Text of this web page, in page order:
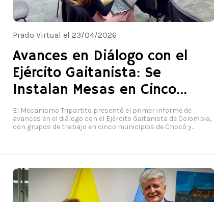
Prado Virtual el 23/04/2026
Avances en Diálogo con el
Ejército Gaitanista: Se
Instalan Mesas en Cinco
Municipios Piloto
El Mecanismo Tripartito presentó el primer informe de
avances en el diálogo con el Ejército Gaitanista de Colombia,
con grupos de trabajo en cinco municipios de Chocó y